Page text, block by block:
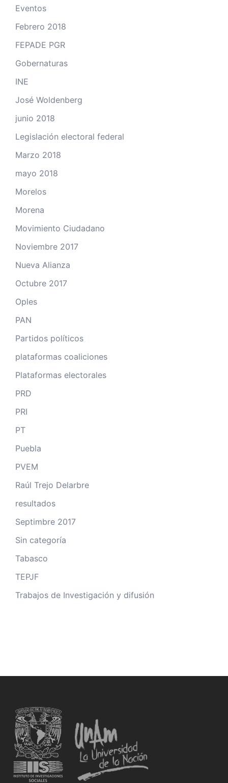
Eventos
Febrero 2018
FEPADE PGR
Gobernaturas
INE
José Woldenberg
junio 2018
Legislación electoral federal
Marzo 2018
mayo 2018
Morelos
Morena
Movimiento Ciudadano
Noviembre 2017
Nueva Alianza
Octubre 2017
Oples
PAN
Partidos políticos
plataformas coaliciones
Plataformas electorales
PRD
PRI
PT
Puebla
PVEM
Raúl Trejo Delarbre
resultados
Septimbre 2017
Sin categoría
Tabasco
TEPJF
Trabajos de Investigación y difusión